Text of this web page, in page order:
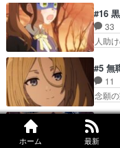
ホーム 最新
カノ
ー』
した
美咲
目的
キル
なお
レベ
る、
見る
#16
33
人助
とカ
大群
ング
オ・
ーが
みか
怖が
#5 無
11
念願
ナリ
囁き
感情
#4 さ